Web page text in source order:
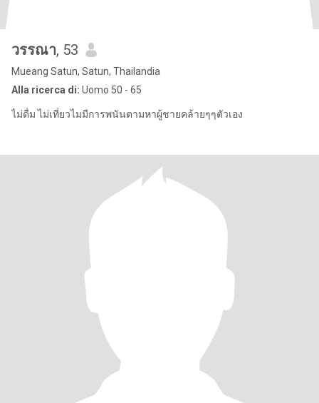
วรรณา, 53
Mueang Satun, Satun, Thailandia
Alla ricerca di: Uomo 50 - 65
ไม่ดื่ม​ ไม่​เที่ยว​ไมมีการพนันตามหาผู้ชายคล้ายๆๆตัวเอง